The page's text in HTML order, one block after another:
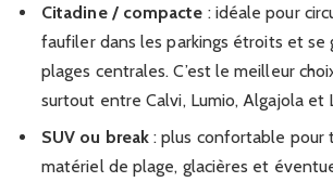
Citadine / compacte : idéale pour
faufiler dans les parkings étroits et se
plages centrales. C’est le meilleur
surtout entre Calvi, Lumio, Algajola et
SUV ou break: plus confortable pour
matériel de plage, glacières et